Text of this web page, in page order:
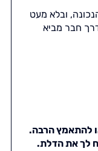
ובלא מעט
חבר מביא
להתאמץ הרבה.
לך את הדלת.